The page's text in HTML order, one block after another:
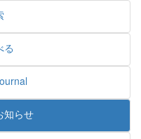
る
知らせ